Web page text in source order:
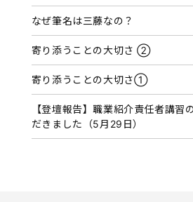
なぜ筆名は三藤なの？
寄り添うことの大切さ ②
寄り添うことの大切さ①
【登壇報告】職業紹介責任者講習
だきました（5月29日）